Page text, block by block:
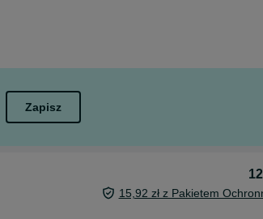
Zapisz
15,92 zł z Pakietem